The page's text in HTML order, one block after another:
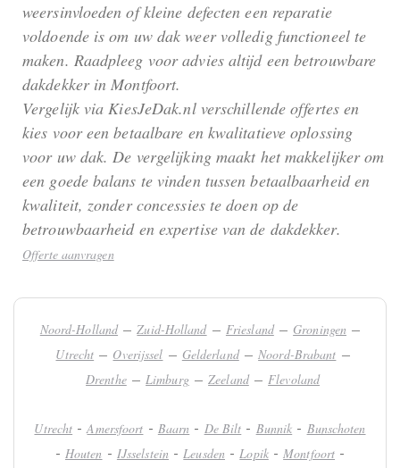
weersinvloeden of kleine defecten een reparatie
voldoende is om uw dak weer volledig functioneel te
maken. Raadpleeg voor advies altijd een betrouwbare
dakdekker in Montfoort.
Vergelijk via KiesJeDak.nl verschillende offertes en
kies voor een betaalbare en kwalitatieve oplossing
voor uw dak. De vergelijking maakt het makkelijker om
een goede balans te vinden tussen betaalbaarheid en
kwaliteit, zonder concessies te doen op de
betrouwbaarheid en expertise van de dakdekker.
Offerte aanvragen
Noord-Holland–Zuid-Holland– Friesland– Groningen –
Utrecht – Overijssel – Gelderland–Noord-Brabant –
Drenthe–Limburg–Zeeland–Flevoland
Utrecht -Amersfoort - Baarn - De Bilt - Bunnik - Bunschoten
- Houten - IJsselstein -Leusden -Lopik-Montfoort -